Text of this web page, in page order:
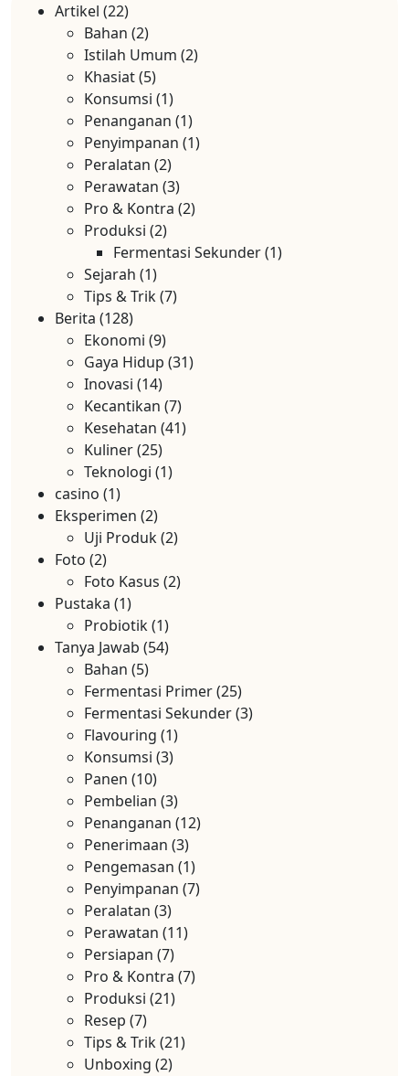
Artikel (22)
Bahan (2)
Istilah Umum (2)
Khasiat(5)
Konsumsi (1)
Penanganan (1)
Penyimpanan (1)
Peralatan (2)
Perawatan (3)
Pro & Kontra (2)
Produksi (2)
Fermentasi Sekunder(1)
Sejarah (1)
Tips & Trik(7)
Berita (128)
Ekonomi (9)
Gaya Hidup (31)
Inovasi (14)
Kecantikan (7)
Kesehatan (41)
Kuliner(25)
Teknologi (1)
casino (1)
Eksperimen (2)
Uji Produk(2)
Foto (2)
Foto Kasus (2)
Pustaka (1)
Probiotik(1)
Tanya Jawab (54)
Bahan (5)
Fermentasi Primer(25)
Fermentasi Sekunder(3)
Flavouring (1)
Konsumsi (3)
Panen (10)
Pembelian (3)
Penanganan (12)
Penerimaan (3)
Pengemasan (1)
Penyimpanan (7)
Peralatan (3)
Perawatan (11)
Persiapan (7)
Pro & Kontra (7)
Produksi (21)
Resep (7)
Tips & Trik(21)
Unboxing (2)